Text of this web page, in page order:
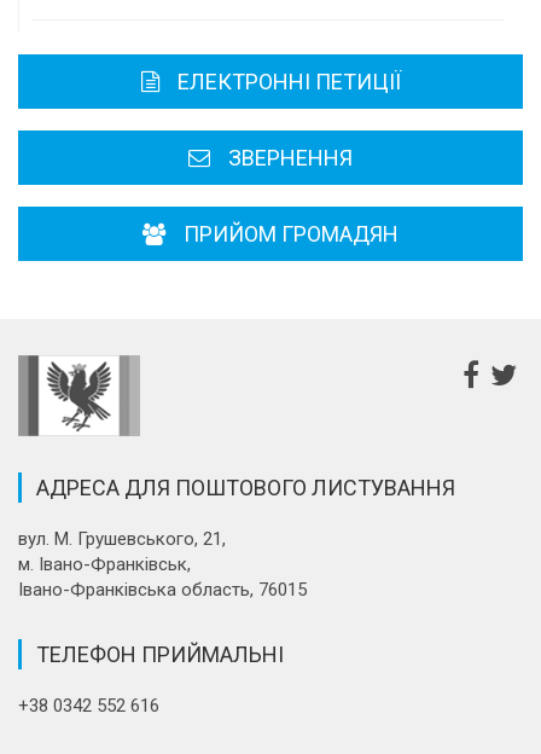
Районні, міські ради
ЕЛЕКТРОННІ ПЕТИЦІЇ
ЗВЕРНЕННЯ
ПРИЙОМ ГРОМАДЯН
АДРЕСА ДЛЯ ПОШТОВОГО ЛИСТУВАННЯ
вул. М. Грушевського, 21,
м. Івано-Франківськ,
Івано-Франківська область, 76015
ТЕЛЕФОН ПРИЙМАЛЬНІ
+38 0342 552 616